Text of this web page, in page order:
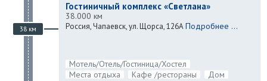
38 км
Гостиничный комплекс «Светлана»
38.000 км
Россия, Чапаевск, ул. Щорса, 126АПодробнее ...
Мотель/Отель/Гостиница/Хостел
Места отдыха
Кафе /рестораны
Дом